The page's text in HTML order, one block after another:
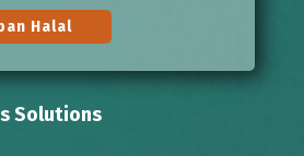
Halal
Solutions